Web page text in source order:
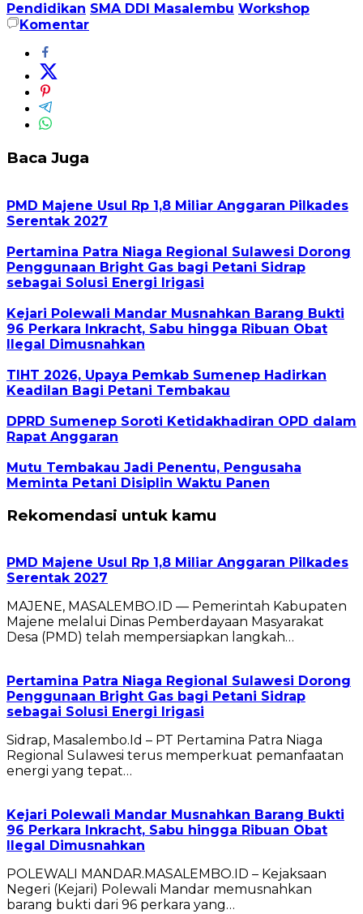
Pendidikan SMA DDI Masalembu Workshop
Komentar
Baca Juga
PMD Majene Usul Rp 1,8 Miliar Anggaran Pilkades
Serentak 2027
Pertamina Patra Niaga Regional Sulawesi Dorong
Penggunaan Bright Gas bagi Petani Sidrap
sebagai Solusi Energi Irigasi
Kejari Polewali Mandar Musnahkan Barang Bukti
96 Perkara Inkracht, Sabu hingga Ribuan Obat
Ilegal Dimusnahkan
TIHT 2026, Upaya Pemkab Sumenep Hadirkan
Keadilan Bagi Petani Tembakau
DPRD Sumenep Soroti Ketidakhadiran OPD dalam
Rapat Anggaran
Mutu Tembakau Jadi Penentu, Pengusaha
Meminta Petani Disiplin Waktu Panen
Rekomendasi untuk kamu
PMD Majene Usul Rp 1,8 Miliar Anggaran Pilkades
Serentak 2027
MAJENE, MASALEMBO.ID — Pemerintah Kabupaten
Majene melalui Dinas Pemberdayaan Masyarakat
Desa (PMD) telah mempersiapkan langkah…
Pertamina Patra Niaga Regional Sulawesi Dorong
Penggunaan Bright Gas bagi Petani Sidrap
sebagai Solusi Energi Irigasi
Sidrap, Masalembo.Id – PT Pertamina Patra Niaga
Regional Sulawesi terus memperkuat pemanfaatan
energi yang tepat…
Kejari Polewali Mandar Musnahkan Barang Bukti
96 Perkara Inkracht, Sabu hingga Ribuan Obat
Ilegal Dimusnahkan
POLEWALI MANDAR.MASALEMBO.ID – Kejaksaan
Negeri (Kejari) Polewali Mandar memusnahkan
barang bukti dari 96 perkara yang…